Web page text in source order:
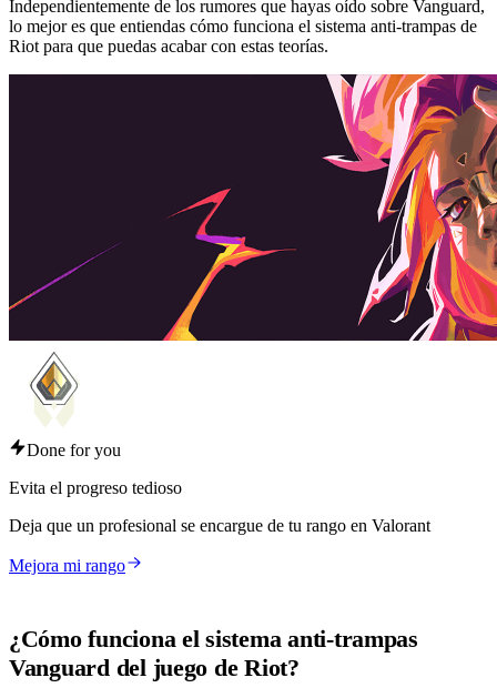
Independientemente de los rumores que hayas oído sobre Vanguard,
lo mejor es que entiendas cómo funciona el sistema anti-trampas de
Riot para que puedas acabar con estas teorías.
Done for you
Evita el progreso tedioso
Deja que un profesional se encargue de tu rango en Valorant
Mejora mi rango
¿Cómo funciona el sistema anti-trampas
Vanguard del juego de Riot?